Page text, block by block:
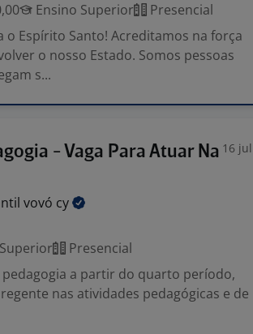
Ensino Superior
Presencial
Espírito Santo! Acreditamos na força
o nosso Estado. Somos pessoas
s...
- Vaga Para Atuar Na 16 jul
vovó cy
Presencial
a partir do quarto período,
nas atividades pedagógicas e de